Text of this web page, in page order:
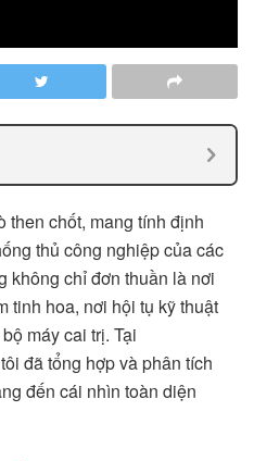
then chốt, mang tính định
thủ công nghiệp của các
không chỉ đơn thuần là nơi
tinh hoa, nơi hội tụ kỹ thuật
máy cai trị. Tại
đã tổng hợp và phân tích
đến cái nhìn toàn diện